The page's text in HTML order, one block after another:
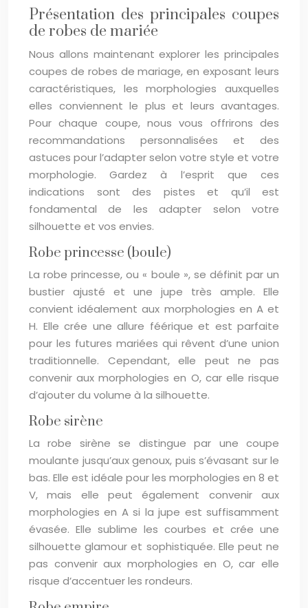
Présentation des principales coupes
de robes de mariée
Nous allons maintenant explorer les principales
coupes de robes de mariage, en exposant leurs
caractéristiques, les morphologies auxquelles
elles conviennent le plus et leurs avantages.
Pour chaque coupe, nous vous offrirons des
recommandations personnalisées et des
astuces pour l’adapter selon votre style et votre
morphologie. Gardez à l’esprit que ces
indications sont des pistes et qu’il est
fondamental de les adapter selon votre
silhouette et vos envies.
Robe princesse (boule)
La robe princesse, ou « boule », se définit par un
bustier ajusté et une jupe très ample. Elle
convient idéalement aux morphologies en A et
H. Elle crée une allure féérique et est parfaite
pour les futures mariées qui rêvent d’une union
traditionnelle. Cependant, elle peut ne pas
convenir aux morphologies en O, car elle risque
d’ajouter du volume à la silhouette.
Robe sirène
La robe sirène se distingue par une coupe
moulante jusqu’aux genoux, puis s’évasant sur le
bas. Elle est idéale pour les morphologies en 8 et
V, mais elle peut également convenir aux
morphologies en A si la jupe est suffisamment
évasée. Elle sublime les courbes et crée une
silhouette glamour et sophistiquée. Elle peut ne
pas convenir aux morphologies en O, car elle
risque d’accentuer les rondeurs.